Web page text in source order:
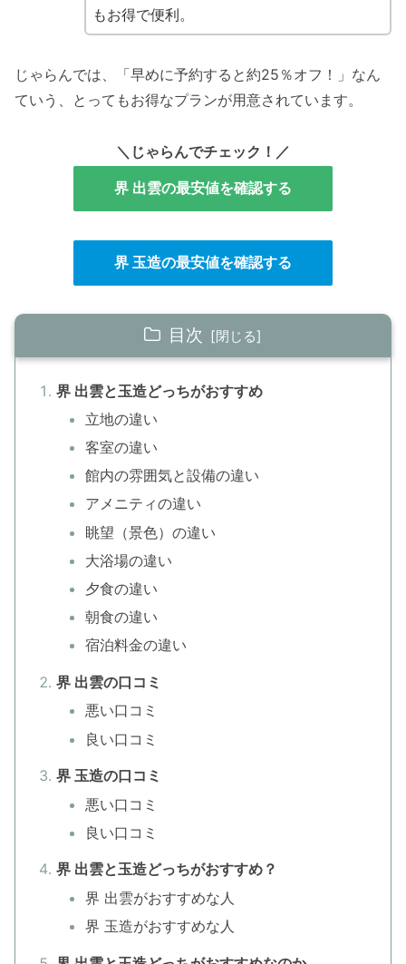
もお得で便利。
じゃらんでは、「早めに予約すると約25％オフ！」なん
ていう、とってもお得なプランが用意されています。
＼じゃらんでチェック！／
界 出雲の最安値を確認する
界 玉造の最安値を確認する
目次
界 出雲と玉造どっちがおすすめ
立地の違い
客室の違い
館内の雰囲気と設備の違い
アメニティの違い
眺望（景色）の違い
大浴場の違い
夕食の違い
朝食の違い
宿泊料金の違い
界 出雲の口コミ
悪い口コミ
良い口コミ
界 玉造の口コミ
悪い口コミ
良い口コミ
界 出雲と玉造どっちがおすすめ？
界 出雲がおすすめな人
界 玉造がおすすめな人